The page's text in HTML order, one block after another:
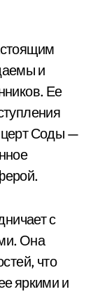
и
Ее
Соды —
с
Она
что
яркими и